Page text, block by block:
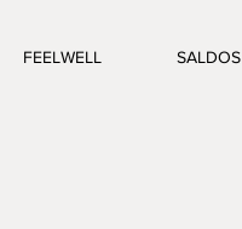
FEELWELL SALDOS